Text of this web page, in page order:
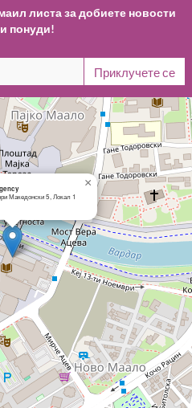
листа за добиете новости
понуди!
Македонски 5, Локал 1
×